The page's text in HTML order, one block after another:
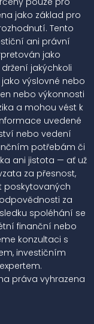
jako základ pro
Tento
ani právní
jako
jakýchkoli
výslovné nebo
nebo výkonnosti
a mohou vést k
uvedené
nebo vedení
potřebám či
ani jistota — ať už
za přesnost,
poskytovaných
za
spoléhání se
finanční nebo
konzultaci s
investičním
práva vyhrazena